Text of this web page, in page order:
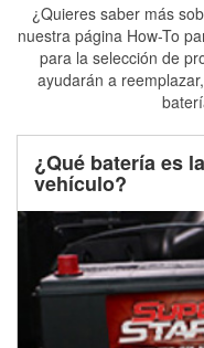
¿Quieres saber más
nuestra página How-To
para la selección de
ayudarán a
¿Qué batería es
vehículo?